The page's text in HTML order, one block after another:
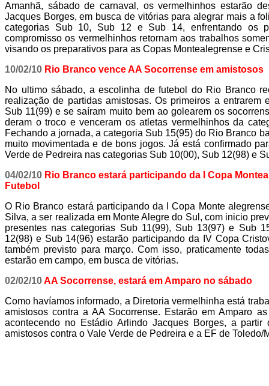
Amanhã, sábado de carnaval, os vermelhinhos estarão
Jacques Borges, em busca de vitórias para alegrar mais a
categorias Sub 10, Sub 12 e Sub 14, enfrentando os
compromisso os vermelhinhos retornam aos trabalhos
visando os preparativos para as Copas Montealegrense e
10/02/10 Rio Branco vence AA Socorrense em amistosos
No ultimo sábado, a escolinha de futebol do Rio Branco
realização de partidas amistosas. Os primeiros a entrarem
Sub 11(99) e se saíram muito bem ao golearem os
deram o troco e venceram os atletas vermelhinhos da
Fechando a jornada, a categoria Sub 15(95) do Rio Branco
muito movimentada e de bons jogos. Já está confirmado
Verde de Pedreira nas categorias Sub 10(00), Sub 12(98) e
04/02/10 Rio Branco estará participando da I Copa
Futebol
O Rio Branco estará participando da I Copa Monte
Silva, a ser realizada em Monte Alegre do Sul, com inicio
presentes nas categorias Sub 11(99), Sub 13(97) e Sub
12(98) e Sub 14(96) estarão participando da IV Copa
também previsto para março. Com isso, praticamente
estarão em campo, em busca de vitórias.
02/02/10AA Socorrense, estará em Amparo no sábado
Como havíamos informado, a Diretoria vermelhinha está
amistosos contra a AA Socorrense. Estarão em Amparo
acontecendo no Estádio Arlindo Jacques Borges, a
amistosos contra o Vale Verde de Pedreira e a EF de